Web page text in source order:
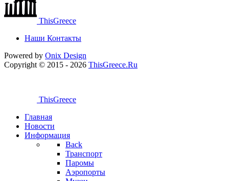
ThisGreece
Наши Контакты
Powered by Onix Design
Copyright © 2015 - 2026 ThisGreece.Ru
ThisGreece
Главная
Новости
Информация
Back
Транспорт
Паромы
Аэропорты